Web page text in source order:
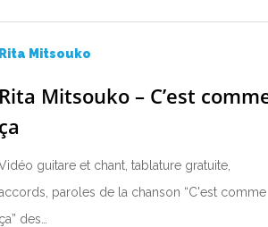
Rita Mitsouko
Rita Mitsouko – C’est
ça
guitare et chant, tablature gratuite,
paroles de la chanson “C'est comme
ça” des…